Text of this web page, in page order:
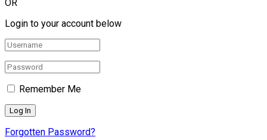
OR
Login to your account below
Remember Me
Forgotten Password?